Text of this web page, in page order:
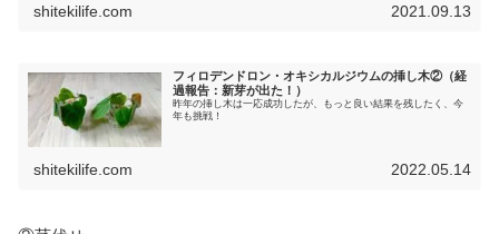
shitekilife.com 2021.09.13
フィロデンドロン・オキシカルジウムの挿し木②（経
過報告：新芽が出た！）
昨年の挿し木は一応成功したが、もっと良い結果を残したく、今
年も挑戦！
shitekilife.com 2022.05.14